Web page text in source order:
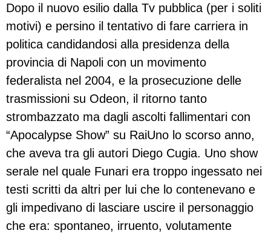
Dopo il nuovo esilio dalla Tv pubblica (per i soliti
motivi) e persino il tentativo di fare carriera in
politica candidandosi alla presidenza della
provincia di Napoli con un movimento
federalista nel 2004, e la prosecuzione delle
trasmissioni su Odeon, il ritorno tanto
strombazzato ma dagli ascolti fallimentari con
“Apocalypse Show” su RaiUno lo scorso anno,
che aveva tra gli autori Diego Cugia. Uno show
serale nel quale Funari era troppo ingessato nei
testi scritti da altri per lui che lo contenevano e
gli impedivano di lasciare uscire il personaggio
che era: spontaneo, irruento, volutamente